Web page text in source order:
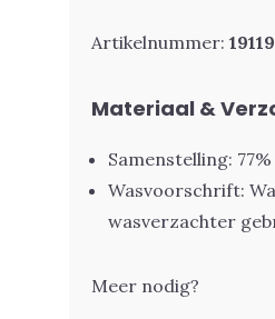
Artikelnummer:
Materiaal &
Samenstelling:
Wasvoorschrift:
wasverzachter
Meer nodig?